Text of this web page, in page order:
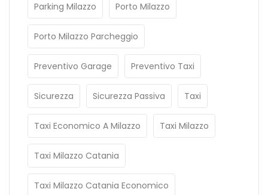
Parking Milazzo Porto Milazzo
Porto Milazzo Parcheggio
Preventivo Garage Preventivo Taxi
Sicurezza Sicurezza Passiva Taxi
Taxi Economico A Milazzo Taxi Milazzo
Taxi Milazzo Catania
Taxi Milazzo Catania Economico